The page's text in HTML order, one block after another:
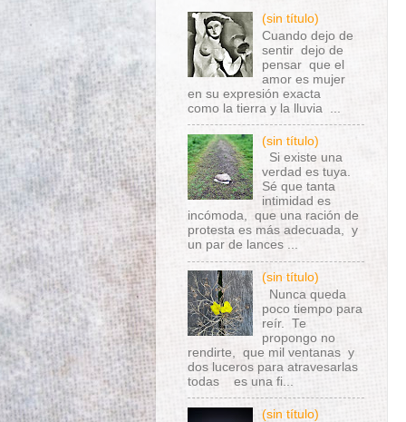
(sin título)
Cuando dejo de
sentir dejo de
pensar que el
amor es mujer
en su expresión exacta
como la tierra y la lluvia ...
(sin título)
Si existe una
verdad es tuya.
Sé que tanta
intimidad es
incómoda, que una ración de
protesta es más adecuada, y
un par de lances ...
(sin título)
Nunca queda
poco tiempo para
reír. Te
propongo no
rendirte, que mil ventanas y
dos luceros para atravesarlas
todas es una fi...
(sin título)